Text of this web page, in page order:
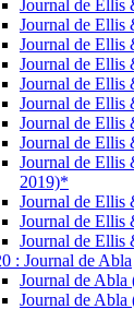
Journal de Ellis
Journal de Ellis
Journal de Ellis
Journal de
Journal de Ellis
Journal de
Journal de
Journal de Ellis
Journal de Ellis
2019)*
Journal de Ellis
Journal de Ellis
Journal de Ellis
: Journal de Abla
Journal de
Journal de